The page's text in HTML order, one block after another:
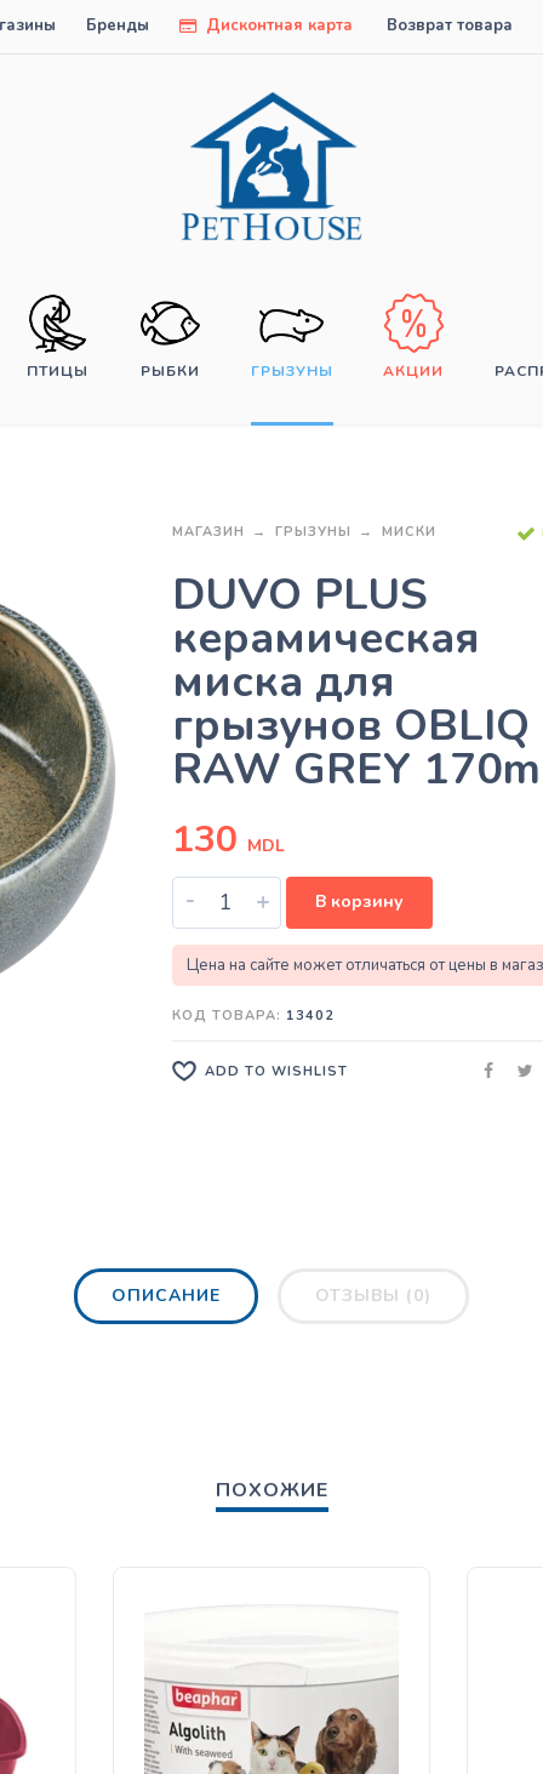
Бренды Дисконтная карта Возврат товара
ПТИЦЫ РЫБКИ ГРЫЗУНЫ АКЦИИ
МАГАЗИН ГРЫЗУНЫ МИСКИ
DUVO PLUS
керамическая
миска для
грызунов OBLIQ
RAW GREY
130 MDL
- + В корзину
Цена на сайте может отличаться от цены в
КОД ТОВАРА: 13402
ADD TO WISHLIST
ОПИСАНИЕ ОТЗЫВЫ (0)
ПОХОЖИЕ